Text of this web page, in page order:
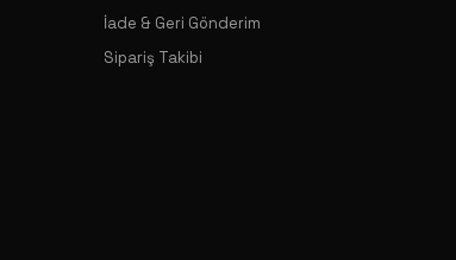
İade & Geri Gönderim
Sipariş Takibi